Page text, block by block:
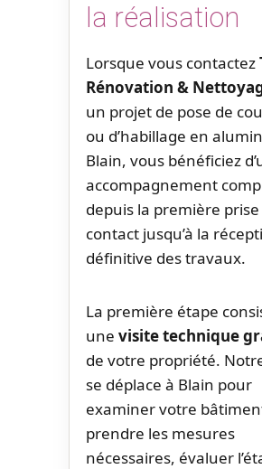
la réalisation
Lorsque vous contactez
Rénovation &
un projet de pose de
ou d’habillage en
Blain, vous bénéficiez
accompagnement
depuis la première prise
contact jusqu’à la
définitive des travaux.
La première étape
une visite technique
de votre propriété.
se déplace à Blain pour
examiner votre
prendre les mesures
nécessaires, évaluer